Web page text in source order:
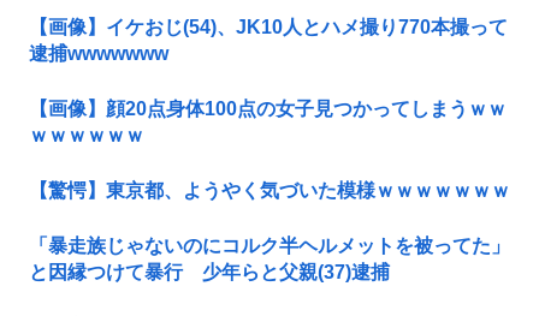
【画像】イケおじ(54)、JK10人とハメ撮り770本撮って
逮捕wwwwwww
【画像】顔20点身体100点の女子見つかってしまうｗｗ
ｗｗｗｗｗｗ
【驚愕】東京都、ようやく気づいた模様ｗｗｗｗｗｗｗ
「暴走族じゃないのにコルク半ヘルメットを被ってた」
と因縁つけて暴行 少年らと父親(37)逮捕